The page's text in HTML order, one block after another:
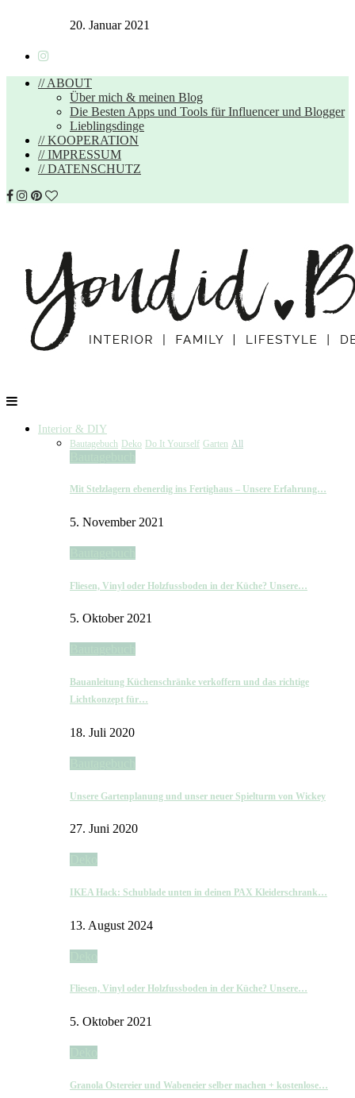
20. Januar 2021
// ABOUT
Über mich & meinen Blog
Die Besten Apps und Tools für Influencer und Blogger
Lieblingsdinge
// KOOPERATION
// IMPRESSUM
// DATENSCHUTZ
Interior & DIY
Bautagebuch Deko Do It Yourself Garten All
Mit Stelzlagern ebenerdig ins Fertighaus – Unsere Erfahrung…
5. November 2021
Fliesen, Vinyl oder Holzfussboden in der Küche? Unsere…
5. Oktober 2021
Bauanleitung Küchenschränke verkoffern und das richtige
Lichtkonzept für…
18. Juli 2020
Unsere Gartenplanung und unser neuer Spielturm von Wickey
27. Juni 2020
IKEA Hack: Schublade unten in deinen PAX Kleiderschrank…
13. August 2024
Fliesen, Vinyl oder Holzfussboden in der Küche? Unsere…
5. Oktober 2021
Granola Ostereier und Wabeneier selber machen + kostenlose…